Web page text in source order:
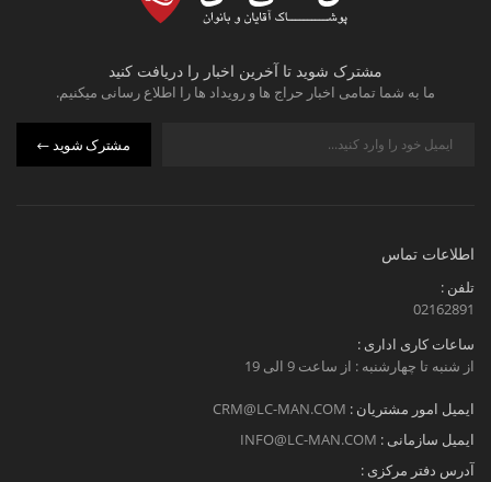
مشترک شوید تا آخرین اخبار را دریافت کنید
ما به شما تمامی اخبار حراج ها و رویداد ها را اطلاع رسانی میکنیم.
مشترک شوید
اطلاعات تماس
تلفن :
02162891
ساعات کاری اداری :
از شنبه تا چهارشنبه : از ساعت 9 الی 19
ایمیل امور مشتریان : CRM@LC-MAN.COM
ایمیل سازمانی : INFO@LC-MAN.COM
آدرس دفتر مرکزی :